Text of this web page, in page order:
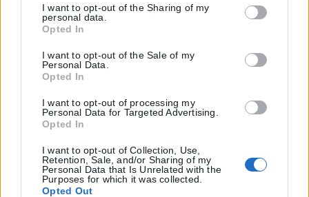
but not limited to your visit or usage behaviour. You may
click to grant or deny consent to Google and its third-party
tags to use your data for below specified purposes in below
Google consent section.
I want to opt-out of the Sharing of my
personal data.
Opted In
I want to opt-out of the Sale of my
Personal Data.
Opted In
I want to opt-out of processing my
Personal Data for Targeted Advertising.
Opted In
I want to opt-out of Collection, Use,
Retention, Sale, and/or Sharing of my
Personal Data that Is Unrelated with the
Purposes for which it was collected.
Opted Out